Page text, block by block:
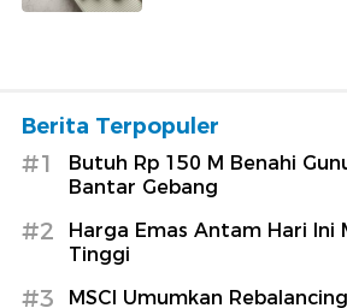
Berita Terpopuler
#1
Butuh Rp 150 M Benahi
Bantar Gebang
#2
Harga Emas Antam Hari Ini
Tinggi
#3
MSCI Umumkan